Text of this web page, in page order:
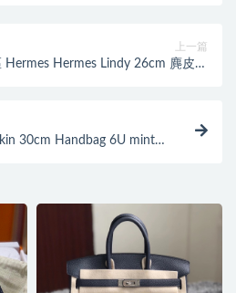
上一篇
Hermes Lindy 26cm 麂皮拼
30cm Handbag 6U mint